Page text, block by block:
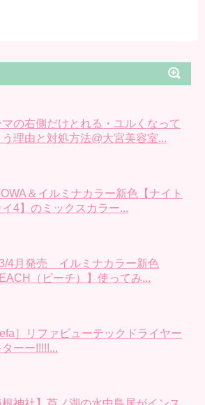
の右側だけとれる・ユルくなって
う理由と対処方法@大宮美容室...
＆イルミナカラー新色【ナイト
イ4】のミックスカラー...
4月発売 イルミナカラー新色
（ビーチ）】使ってみ...
］リファビューテックドライヤー
ーー!!!!!...